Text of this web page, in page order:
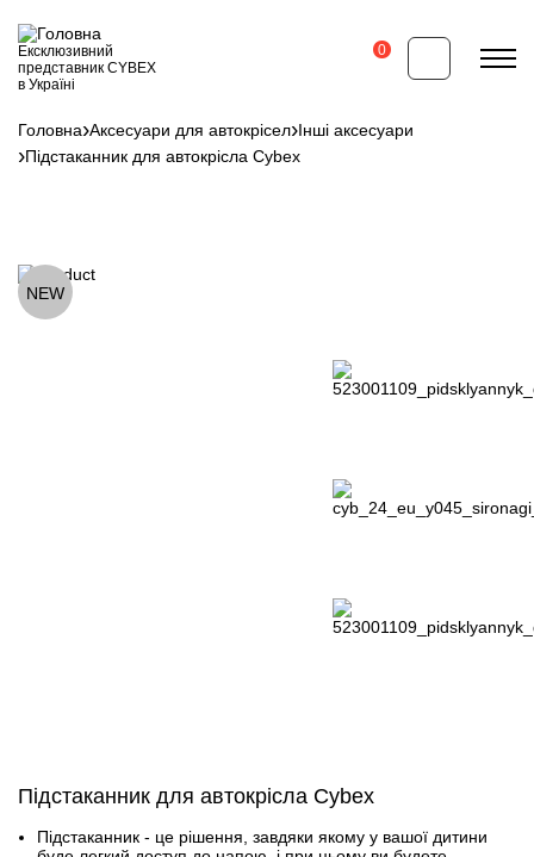
до
основного
вмісту
Ексклюзивний
представник CYBEX
в Україні
0
навіґації
Головна Аксесуари для автокрісел Інші аксесуари
Підстаканник для автокрісла Cybex
NEW
Підстаканник для автокрісла Cybex
Підстаканник - це рішення, завдяки якому у вашої дитини